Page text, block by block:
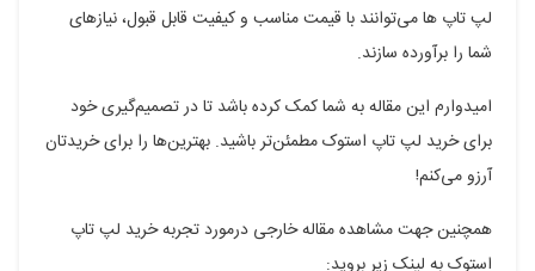
لپ تاپ ها می‌توانند با قیمت مناسب و کیفیت قابل قبول، نیازهای
شما را برآورده سازند.
امیدوارم این مقاله به شما کمک کرده باشد تا در تصمیم‌گیری خود
برای خرید لپ تاپ استوک مطمئن‌تر باشید. بهترین‌ها را برای خریدتان
آرزو می‌کنم!
همچنین جهت مشاهده مقاله خارجی درمورد تجربه خرید لپ تاپ
استوک به لینک زیر بروید: